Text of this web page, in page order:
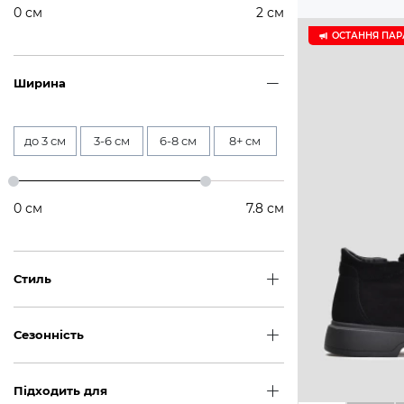
0 см 2 см
Ширина
до 3 см 3-6 см 6-8 см 8+ см
0 см 7.8 см
Стиль
Сезонність
Підходить для
ОСТАННЯ